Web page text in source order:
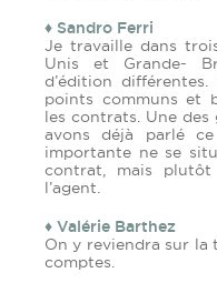
♦ Sandro Ferri
Je travaille dans
Unis et Grande-
d’édition
points communs et
les contrats. Une
avons déjà parlé
importante ne se
contrat, mais plutôt
l’agent.
♦ Valérie Barthez
On y reviendra sur la
comptes.